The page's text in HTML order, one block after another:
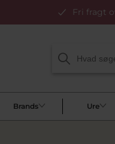
Fri fragt
Brands Ure